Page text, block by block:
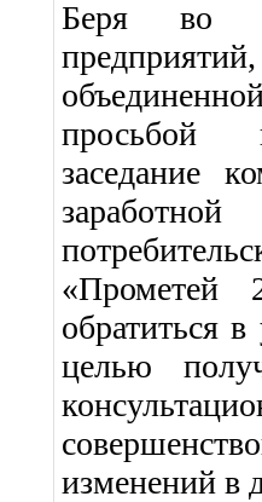
Беря во
просьбой
заседание
«Прометей
обратиться
целью
изменений в